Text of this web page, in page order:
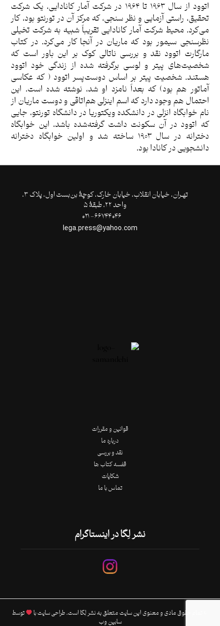
اتوود از سال ۱۹۶۳ تا ۱۹۶۴ در شرکت آمار کانادایی، یک شرکت
تحقیق، راستی آزمایی و نظر سنجی، که مرکز آن در تورنتو بود، کار
می‌کرد. محیط شرکت آمار کانادایی تقریباً شبیه به شرکت تخیلی
نظرسنجی سیمور بود که ماریان در آنجا کار می‌کرد. در کتاب
مارگارت اتوود نقد و بررسی ناتالی کوک بر این باور است که
شخصیت‌های پیتر و لوسی برگرفته شده از زندگی خود اتوود
هستند. شخصیت پیتر بر اساس دوست‌پسر اتوود ( که عکاسی
آماتور هم بود) که بعداً نامزد او شد، نوشته شده است. این
احتمال هم وجود دارد که اسم اینزلی هم‌اتاقی و دوست ماریان از
نام خوابگاه انزلی در دانشکده ویکتوریا در دانشگاه تورنتو، جایی
که اتوود در آن سکونت داشت گرفته‌شده باشد، این خوابگاه
دخترانه در سال ۱۹۰۳ ساخته شد و اولین خوابگاه دخترانه
دانشجویی در کانادا بود.
تهـران،‌ خیابان انقلاب، خیابان خارک، کوچۀ بن‌بست اول، پلاک ۳،
واحد ۲۲، طبقۀ ۵
قوانین و مقررات
درباره ما
نقد و بررسی
قفسه کتاب ها
شکایات
تماس با ما
نشر لِگا در اینستاگرام
© تمام حقوق مادی و معنوی این سایت متعلق به نشر لِگا است. طراحی سایت با
توسط
سابین وب